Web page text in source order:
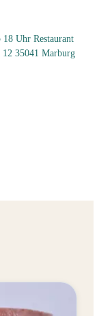
Uhr Restaurant
12 35041 Marburg